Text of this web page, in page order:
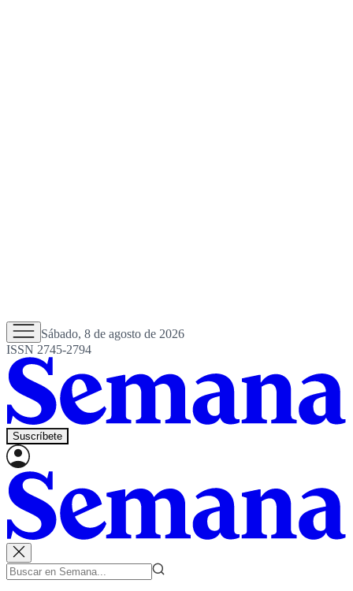
Sábado, 8 de agosto de 2026
ISSN 2745-2794
Suscríbete